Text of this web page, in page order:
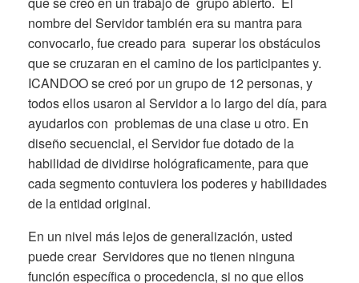
nombre del Servidor también era su mantra para
convocarlo, fue creado para superar los obstáculos
que se cruzaran en el camino de los participantes y.
ICANDOO se creó por un grupo de 12 personas, y
todos ellos usaron al Servidor a lo largo del día, para
ayudarlos con problemas de una clase u otro. En
diseño secuencial, el Servidor fue dotado de la
habilidad de dividirse hológraficamente, para que
cada segmento contuviera los poderes y habilidades
de la entidad original.
En un nivel más lejos de generalización, usted
puede crear Servidores que no tienen ninguna
función específica o procedencia, si no que ellos